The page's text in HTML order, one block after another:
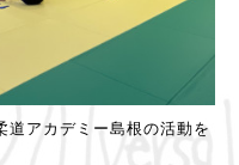
道アカデミー島根の活動を